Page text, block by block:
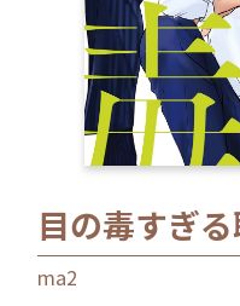
目の毒すぎ
ma2